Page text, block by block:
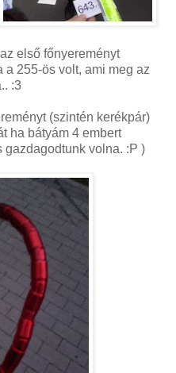
első főnyereményt
a 255-ös volt, ami meg az
:3
(szintén kerékpár)
ha bátyám 4 embert
gazdagodtunk volna. :P )